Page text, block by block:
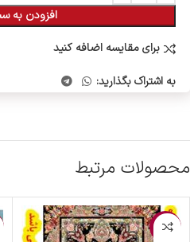
افزودن به
برای مقایسه اضافه کنید
به اشتراک بگذارید:
محصولات مرتبط
-1%